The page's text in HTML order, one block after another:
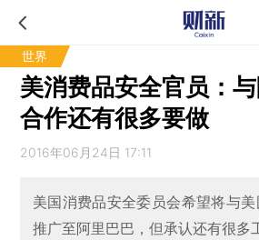
世界
美消费品安全官员：
合作还有很多要做
2016年06月24日 17:11
美国消费品安全委员会希望将与
推广至阿里巴巴，但承认还有很多